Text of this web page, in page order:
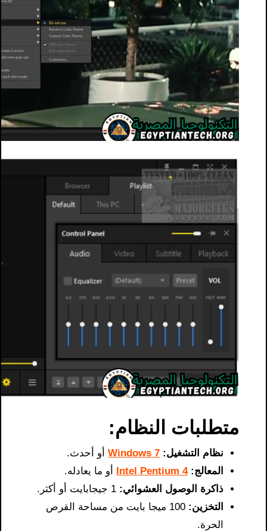
متطلبات النظام:
نظام التشغيل: Windows 7
أو أحدث.
المعالج: Intel Pentium 4 أو ما يعادله.
ذاكرة الوصول العشوائي:
التخزين:
100 ميجا بايت من مساحة القرص
الحرة.